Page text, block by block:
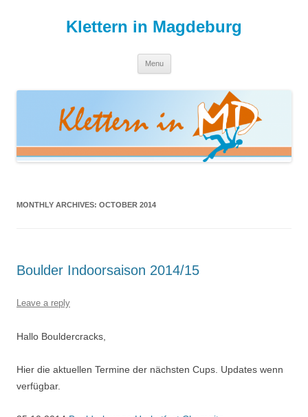
Klettern in Magdeburg
Menu
MONTHLY ARCHIVES: OCTOBER 2014
Boulder Indoorsaison 2014/15
Leave a reply
Hallo Bouldercracks,
Hier die aktuellen Termine der nächsten Cups. Updates wenn
verfügbar.